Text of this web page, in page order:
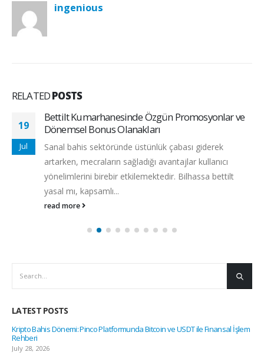
ingenious
RELATEDPOSTS
19
Jul
Bettilt Kumarhanesinde Özgün Promosyonlar ve
Dönemsel Bonus Olanakları
Sanal bahis sektöründe üstünlük çabası giderek
artarken, mecraların sağladığı avantajlar kullanıcı
yönelimlerini birebir etkilemektedir. Bilhassa bettilt
yasal mı, kapsamlı...
read more
LATEST POSTS
Kripto Bahis Dönemi: Pinco Platformunda Bitcoin ve USDT ile Finansal İşlem
Rehberi
July 28, 2026